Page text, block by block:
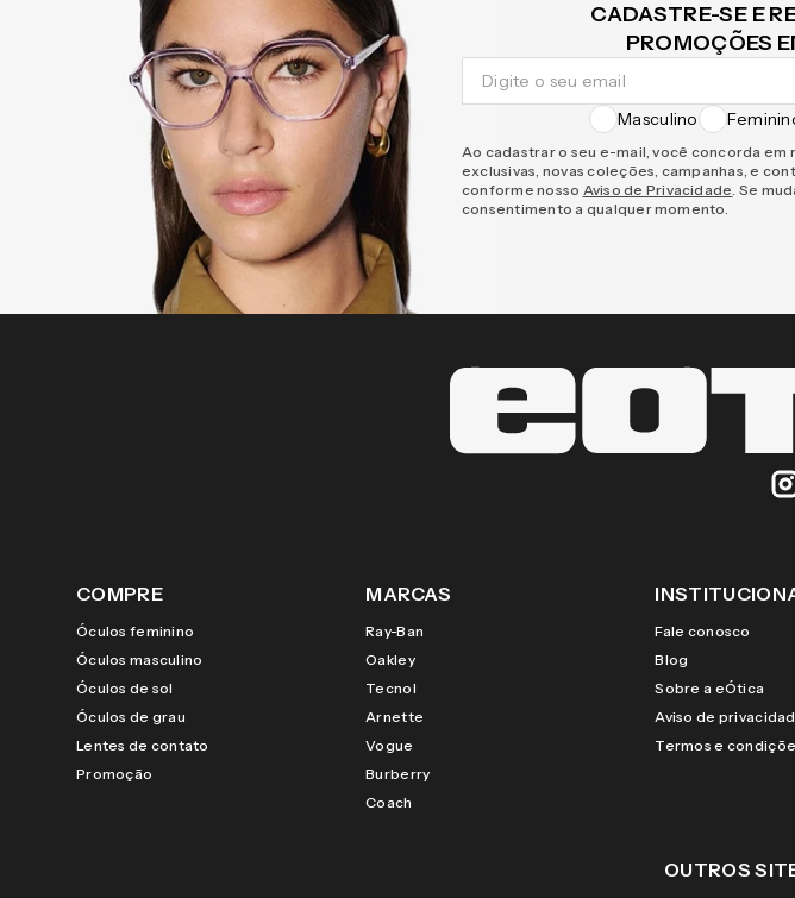
CADASTRE-SE E
PROMOÇÕES
Masculino
Ao cadastrar o seu e-mail, você concorda
exclusivas, novas coleções, campanhas, e
conforme nosso Aviso de Privacidade. Se
consentimento a qualquer momento.
COMPRE
Óculos feminino
Óculos masculino
Óculos de sol
Óculos de grau
Lentes de contato
Promoção
MARCAS
Ray-Ban
Oakley
Tecnol
Arnette
Vogue
Burberry
Coach
Fale conosco
Blog
Sobre a eÓtica
Aviso de
Termos e
OUTROS